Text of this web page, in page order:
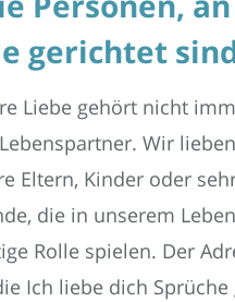
gerichtet
Liebe gehört nicht
Wir
Eltern, Kinder oder
die in unserem
Rolle spielen. Der
Ich liebe dich